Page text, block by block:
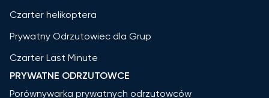
Czarter helikoptera
Prywatny Odrzutowiec dla Grup
Czarter Last Minute
PRYWATNE ODRZUTOWCE
Porównywarka prywatnych odrzutowców